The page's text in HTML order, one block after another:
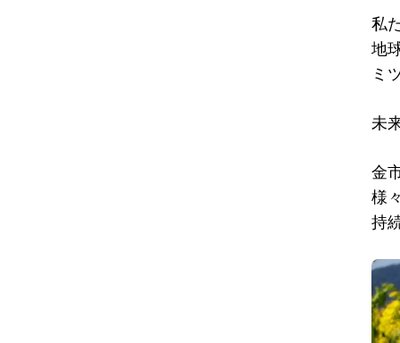
私
地
ミ
未
金
様
持